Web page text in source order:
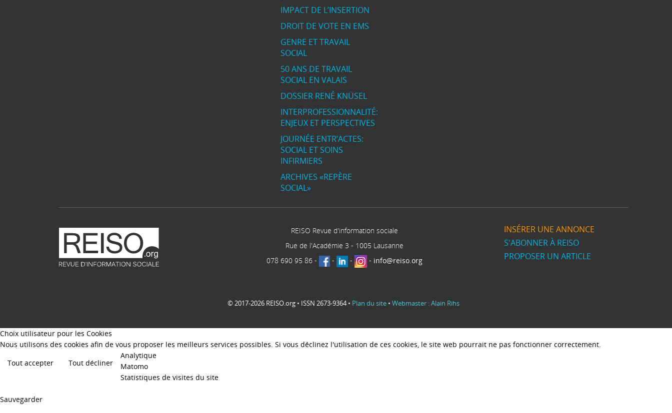
IMPACT DE L’INSERTION
DROIT DE VOTE EN EMS
GENRE ET TRAVAIL
SOCIAL
50 ANS DE TRAVAIL
SOCIAL EN VALAIS
DOSSIER RENÉ KNÜSEL
INTERPROFESSIONNALITÉ:
ENJEUX ET PERSPECTIVES
JOURNÉE ENTR’ACTES:
SOCIAL ET SOINS
INFIRMIERS
ARCHIVES «REPÈRE
SOCIAL»
REISO Revue d'information sociale
Rue de l'Académie 3 - 1005 Lausanne
078 690 95 86 - - - - info@reiso.org
INSÉRER UNE ANNONCE
S'ABONNER À REISO
PROPOSER UN ARTICLE
© 2017-2026 REISO.org • ISSN 2673-9364 • Plan du site • Webmaster : Alain Rihs
Choix utilisateur pour les Cookies
Nous utilisons des cookies afin de vous proposer les meilleurs services possibles. Si vous déclinez l'utilisation de ces cookies, le site web pourrait ne pas fonctionner correctement.
Tout accepter
Tout décliner
Analytique
Matomo
Statistiques de visites du site
Sauvegarder